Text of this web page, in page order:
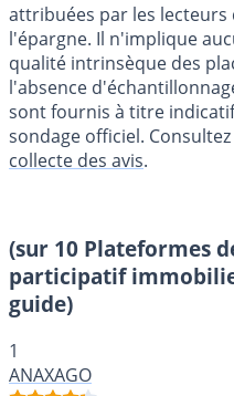
attribuées par les
l'épargne. Il n'implique
qualité intrinsèque des
l'absence
sont fournis à titre
sondage officiel.
collecte des avis.
(sur 10 Plateformes
participatif
guide)
1
ANAXAGO